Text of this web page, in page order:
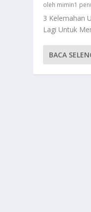
oleh mimin1
3 Kelemahan
Lagi Untuk
BACA